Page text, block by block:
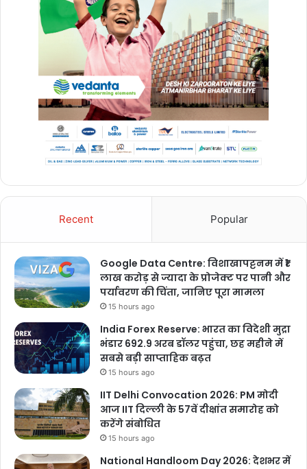
Recent Popular
Google Data Centre: विशाखापट्टनम में ₹1
लाख करोड़ से ज्यादा के प्रोजेक्ट पर पानी और
पर्यावरण की चिंता, जानिए पूरा मामला
15 hours ago
India Forex Reserve: भारत का विदेशी मुद्रा
भंडार 692.9 अरब डॉलर पहुंचा, छह महीने में
सबसे बड़ी साप्ताहिक बढ़त
15 hours ago
IIT Delhi Convocation 2026: PM मोदी
आज IIT दिल्ली के 57वें दीक्षांत समारोह को
करेंगे संबोधित
15 hours ago
National Handloom Day 2026: देशभर में